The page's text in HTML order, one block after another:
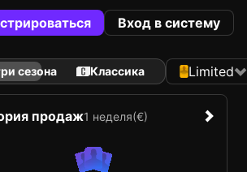
Вход в систему
сезона Классика Limited
продаж1 неделя(€)